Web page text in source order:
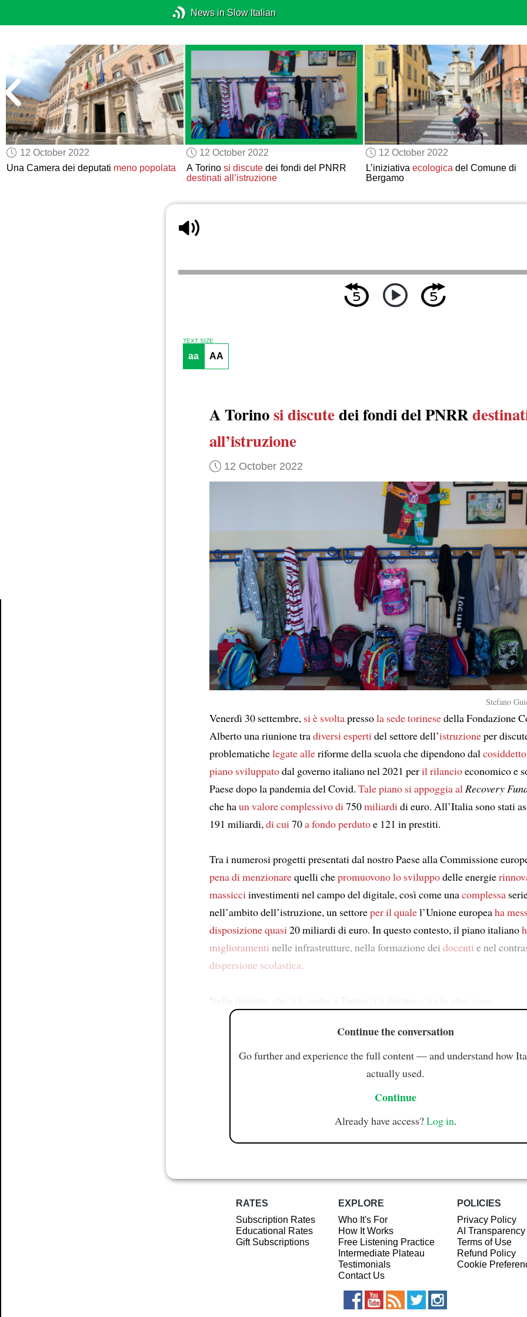
News in Slow Italian
12 October 2022
Una Camera dei deputati meno popolata
12 October 2022
A Torino si discutedei fondi del PNRR
destinati all’istruzione
12 October 2022
L’iniziativa ecologicadel Comune di
Bergamo
TEXT SIZE
aa AA
A Torinosi discutedei fondi del PNRR
all’istruzione
12 October 2022
Stefano
Venerdì 30 settembre, si è svoltapressola sede torinesedella Fondazione
Alberto una riunione tradiversi esperti del settore dell’istruzioneper
problematichelegate alleriforme della scuola che dipendono dal cosiddetto
piano sviluppatodal governo italiano nel 2021 peril rilancioeconomico e
Paese dopo la pandemia del Covid. Tale piano si appoggia al Recovery
che haun valore complessivo di 750miliardi di euro. All’Italia sono stati
191 miliardi, di cui 70a fondo perdutoe 121 in prestiti.
Tra i numerosi progetti presentati dal nostro Paese alla Commissione
pena di menzionarequelli chepromuovonolo sviluppodelle energie
massicci investimenti nel campo del digitale, così come unacomplessa
nell’ambito dell’istruzione, un settoreper il qualel’Unione europeaha
disposizionequasi 20 miliardi di euro. In questo contesto, il piano italiano
miglioramenti nelle infrastrutture, nella formazione dei docenti e nel
dispersione scolastica.
Continue the conversation
Go further and experience the full content — and understand how
actually used.
Continue
Already have access?Log in.
RATES
Subscription Rates
Educational Rates
Gift Subscriptions
EXPLORE
Who It's For
How It Works
Free Listening Practice
Intermediate Plateau
Testimonials
Contact Us
POLICIES
Privacy Policy
AI
Terms of Use
Refund Policy
Cookie